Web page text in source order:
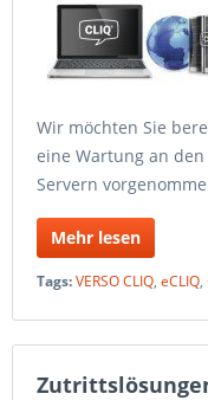
Wir möchten Sie
eine Wartung an den
Servern
Mehr lesen
Tags:VERSO CLIQ, eCLIQ,